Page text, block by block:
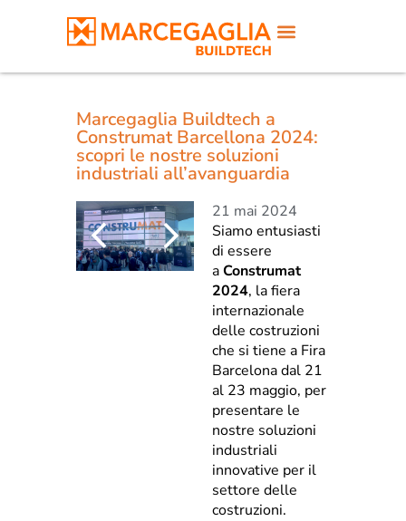
Marcegaglia Buildtech a
Construmat Barcellona 2024:
scopri le nostre soluzioni
industriali all’avanguardia
21 mai 2024
Siamo entusiasti
di essere
aConstrumat
2024, la fiera
internazionale
delle costruzioni
che si tiene a Fira
Barcelona dal 21
al 23 maggio, per
presentare le
nostre soluzioni
industriali
innovative per il
settore delle
costruzioni.